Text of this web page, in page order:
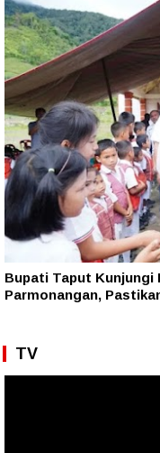
Bupati Taput Kunjungi
Parmonangan,
TV